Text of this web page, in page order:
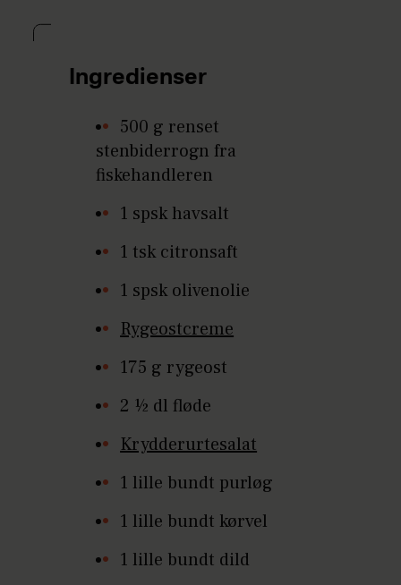
Ingredienser
500 g renset
stenbiderrogn fra
fiskehandleren
1 spsk havsalt
1 tsk citronsaft
1 spsk olivenolie
Rygeostcreme
175 g rygeost
2 ½ dl fløde
Krydderurtesalat
1 lille bundt purløg
1 lille bundt kørvel
1 lille bundt dild